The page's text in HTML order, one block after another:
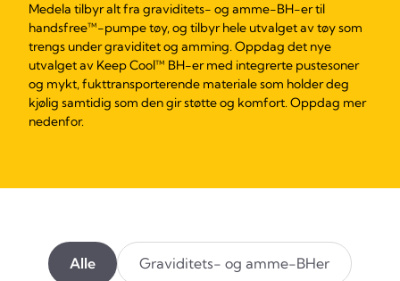
Medela tilbyr alt fra graviditets- og amme-BH-er til
handsfree™-pumpe tøy, og tilbyr hele utvalget av tøy som
trengs under graviditet og amming. Oppdag det nye
utvalget av Keep Cool™ BH-er med integrerte pustesoner
og mykt, fukttransporterende materiale som holder deg
kjølig samtidig som den gir støtte og komfort. Oppdag mer
nedenfor.
Alle Graviditets- og amme-BHer